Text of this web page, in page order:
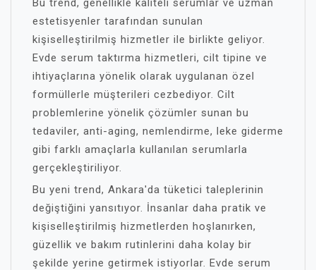
Bu trend, genellikle kaliteli serumlar ve uzman
estetisyenler tarafından sunulan
kişiselleştirilmiş hizmetler ile birlikte geliyor.
Evde serum taktırma hizmetleri, cilt tipine ve
ihtiyaçlarına yönelik olarak uygulanan özel
formüllerle müşterileri cezbediyor. Cilt
problemlerine yönelik çözümler sunan bu
tedaviler, anti-aging, nemlendirme, leke giderme
gibi farklı amaçlarla kullanılan serumlarla
gerçekleştiriliyor.
Bu yeni trend, Ankara'da tüketici taleplerinin
değiştiğini yansıtıyor. İnsanlar daha pratik ve
kişiselleştirilmiş hizmetlerden hoşlanırken,
güzellik ve bakım rutinlerini daha kolay bir
şekilde yerine getirmek istiyorlar. Evde serum